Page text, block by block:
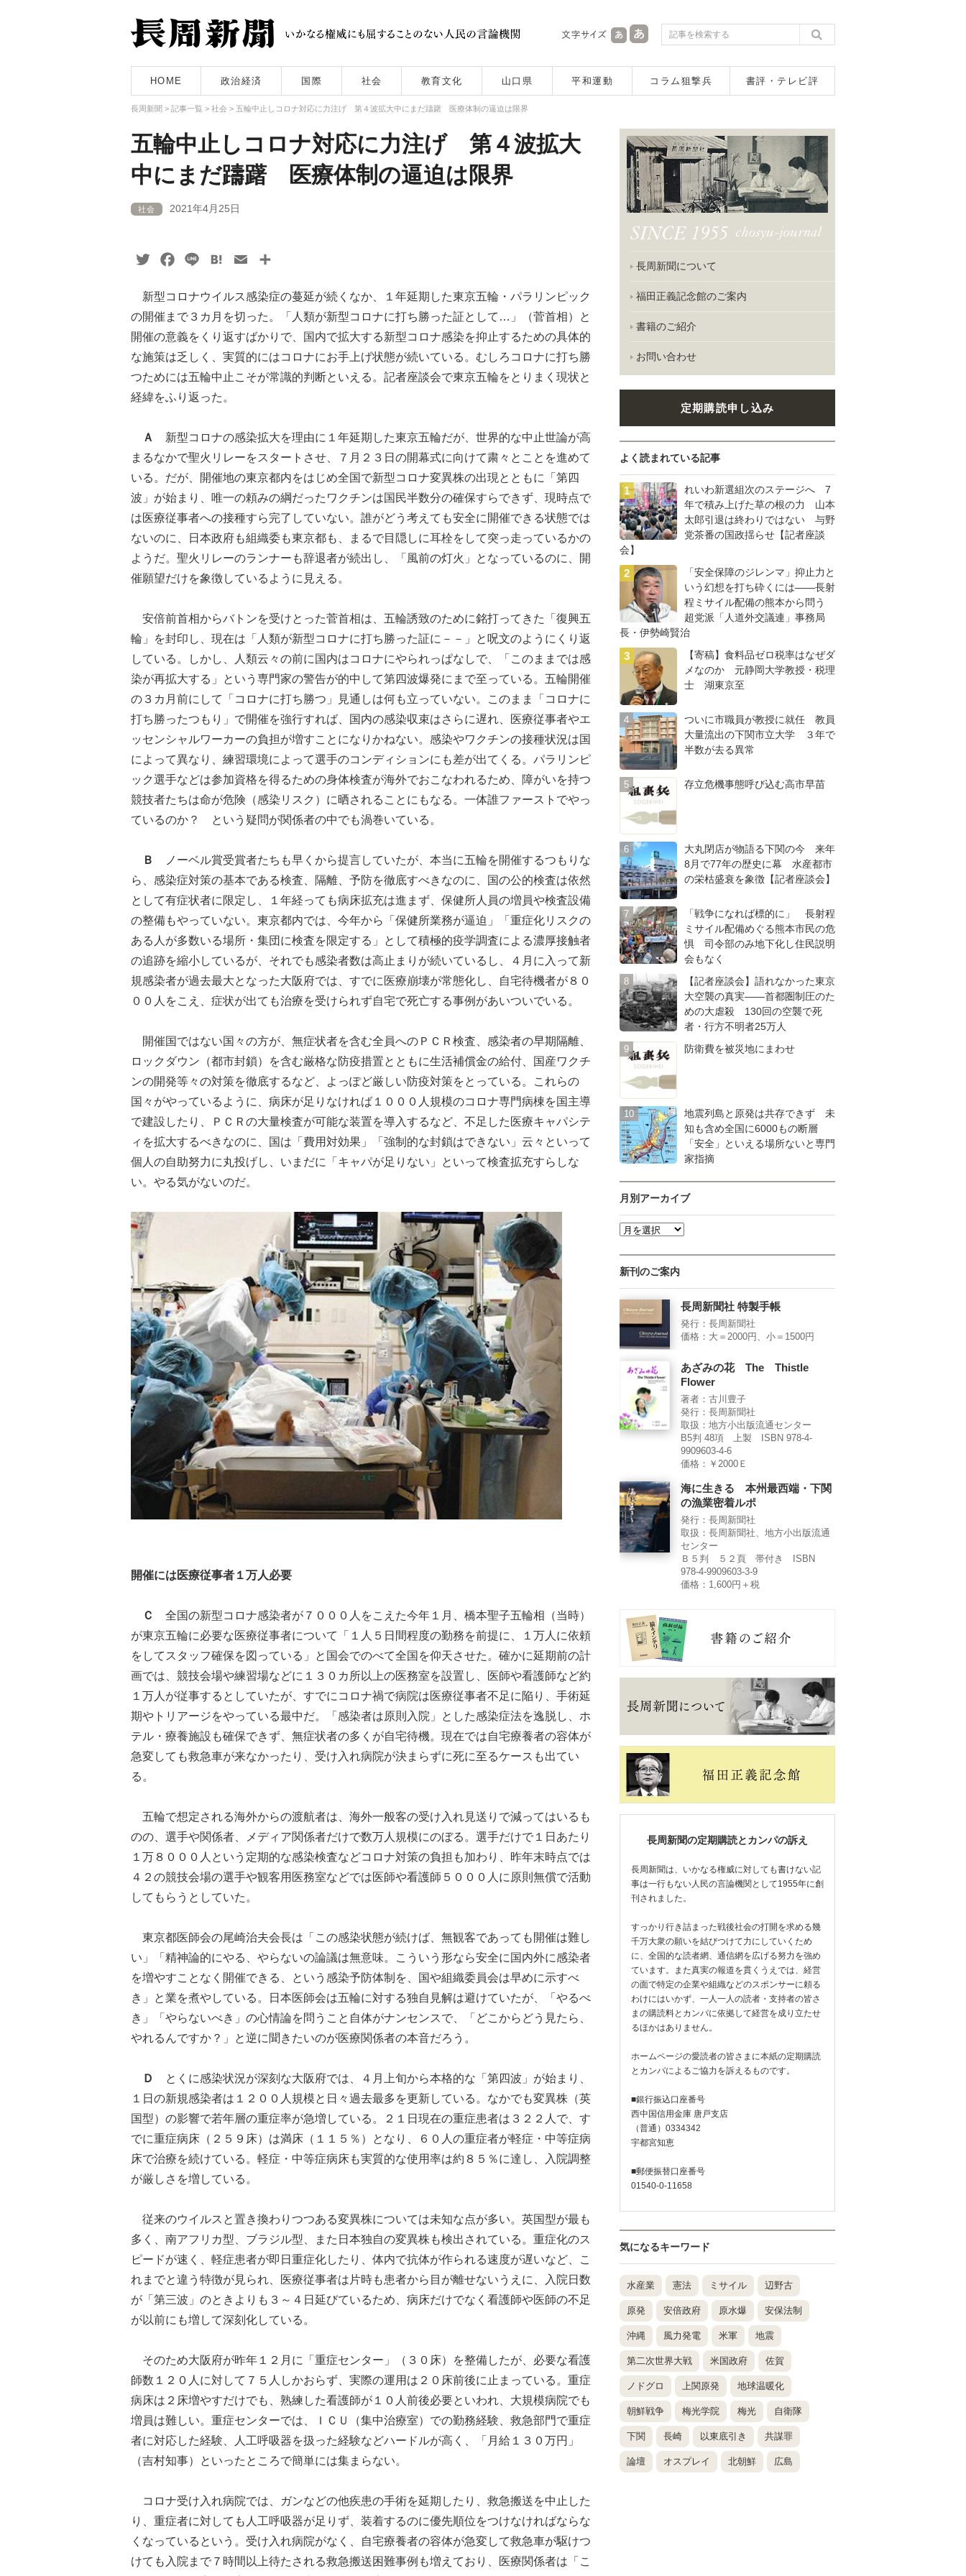
HOME 政治経済 国際 社会 教育文化 山口県 平和運動 コラム狙撃兵 書評・テレビ評
長周新聞 > 記事一覧 > 社会 > 五輪中止しコロナ対応に力注げ 第４波拡大中にまだ躊躇 医療体制の逼迫は限界
五輪中止しコロナ対応に力注げ 第４波拡大
中にまだ躊躇 医療体制の逼迫は限界
社会 2021年4月25日
TwitterFacebook
Line HatenaEmail
新型コロナウイルス感染症の蔓延が続くなか、１年延期した東京五輪・パラリンピック
の開催まで３カ月を切った。「人類が新型コロナに打ち勝った証として…」（菅首相）と
開催の意義をくり返すばかりで、国内で拡大する新型コロナ感染を抑止するための具体的
な施策は乏しく、実質的にはコロナにお手上げ状態が続いている。むしろコロナに打ち勝
つためには五輪中止こそが常識的判断といえる。記者座談会で東京五輪をとりまく現状と
経緯をふり返った。
Ａ
新型コロナの感染拡大を理由に１年延期した東京五輪だが、世界的な中止世論が高
まるなかで聖火リレーをスタートさせ、７月２３日の開幕式に向けて粛々とことを進めて
いる。だが、開催地の東京都内をはじめ全国で新型コロナ変異株の出現とともに「第四
波」が始まり、唯一の頼みの綱だったワクチンは国民半数分の確保すらできず、現時点で
は医療従事者への接種すら完了していない。誰がどう考えても安全に開催できる状態では
ないのに、日本政府も組織委も東京都も、まるで目隠しに耳栓をして突っ走っているかの
ようだ。聖火リレーのランナーも辞退者が続出し、「風前の灯火」となっているのに、開
催願望だけを象徴しているように見える。
安倍前首相からバトンを受けとった菅首相は、五輪誘致のために銘打ってきた「復興五
輪」を封印し、現在は「人類が新型コロナに打ち勝った証に－－」と呪文のようにくり返
している。しかし、人類云々の前に国内はコロナにやられっぱなしで、「このままでは感
染が再拡大する」という専門家の警告が的中して第四波爆発にまで至っている。五輪開催
の３カ月前にして「コロナに打ち勝つ」見通しは何も立っていない。このまま「コロナに
打ち勝ったつもり」で開催を強行すれば、国内の感染収束はさらに遅れ、医療従事者やエ
ッセンシャルワーカーの負担が増すことになりかねない。感染やワクチンの接種状況は国
によって異なり、練習環境によって選手のコンディションにも差が出てくる。パラリンピ
ック選手などは参加資格を得るための身体検査が海外でおこなわれるため、障がいを持つ
競技者たちは命が危険（感染リスク）に晒されることにもなる。一体誰ファーストでやっ
ているのか？ という疑問が関係者の中でも渦巻いている。
Ｂ
ノーベル賞受賞者たちも早くから提言していたが、本当に五輪を開催するつもりな
ら、感染症対策の基本である検査、隔離、予防を徹底すべきなのに、国の公的検査は依然
として有症状者に限定し、１年経っても病床拡充は進まず、保健所人員の増員や検査設備
の整備もやっていない。東京都内では、今年から「保健所業務が逼迫」「重症化リスクの
ある人が多数いる場所・集団に検査を限定する」として積極的疫学調査による濃厚接触者
の追跡を縮小しているが、それでも感染者数は高止まりが続いているし、４月に入って新
規感染者が過去最大となった大阪府では、すでに医療崩壊が常態化し、自宅待機者が８０
００人をこえ、症状が出ても治療を受けられず自宅で死亡する事例があいついでいる。
開催国ではない国々の方が、無症状者を含む全員へのＰＣＲ検査、感染者の早期隔離、
ロックダウン（都市封鎖）を含む厳格な防疫措置とともに生活補償金の給付、国産ワクチ
ンの開発等々の対策を徹底するなど、よっぽど厳しい防疫対策をとっている。これらの
国々がやっているように、病床が足りなければ１０００人規模のコロナ専門病棟を国主導
で建設したり、ＰＣＲの大量検査が可能な装置を導入するなど、不足した医療キャパシテ
ィを拡大するべきなのに、国は「費用対効果」「強制的な封鎖はできない」云々といって
個人の自助努力に丸投げし、いまだに「キャパが足りない」といって検査拡充すらしな
い。やる気がないのだ。
開催には医療従事者１万人必要
Ｃ
全国の新型コロナ感染者が７０００人をこえた今年１月、橋本聖子五輪相（当時）
が東京五輪に必要な医療従事者について「１人５日間程度の勤務を前提に、１万人に依頼
をしてスタッフ確保を図っている」と国会でのべて全国を仰天させた。確かに延期前の計
画では、競技会場や練習場などに１３０カ所以上の医務室を設置し、医師や看護師など約
１万人が従事するとしていたが、すでにコロナ禍で病院は医療従事者不足に陥り、手術延
期やトリアージをやっている最中だ。「感染者は原則入院」とした感染症法を逸脱し、ホ
テル・療養施設も確保できず、無症状者の多くが自宅待機。現在では自宅療養者の容体が
急変しても救急車が来なかったり、受け入れ病院が決まらずに死に至るケースも出てい
る。
五輪で想定される海外からの渡航者は、海外一般客の受け入れ見送りで減ってはいるも
のの、選手や関係者、メディア関係者だけで数万人規模にのぼる。選手だけで１日あたり
１万８０００人という定期的な感染検査などコロナ対策の負担も加わり、昨年末時点では
４２の競技会場の選手や観客用医務室などでは医師や看護師５０００人に原則無償で活動
してもらうとしていた。
東京都医師会の尾崎治夫会長は「この感染状態が続けば、無観客であっても開催は難し
い」「精神論的にやる、やらないの論議は無意味。こういう形なら安全に国内外に感染者
を増やすことなく開催できる、という感染予防体制を、国や組織委員会は早めに示すべ
き」と業を煮やしている。日本医師会は五輪に対する独自見解は避けていたが、「やるべ
き」「やらないべき」の心情論を問うこと自体がナンセンスで、「どこからどう見たら、
やれるんですか？」と逆に聞きたいのが医療関係者の本音だろう。
Ｄ
とくに感染状況が深刻な大阪府では、４月上旬から本格的な「第四波」が始まり、
１日の新規感染者は１２００人規模と日々過去最多を更新している。なかでも変異株（英
国型）の影響で若年層の重症率が急増している。２１日現在の重症患者は３２２人で、す
でに重症病床（２５９床）は満床（１１５％）となり、６０人の重症者が軽症・中等症病
床で治療を続けている。軽症・中等症病床も実質的な使用率は約８５％に達し、入院調整
が厳しさを増している。
従来のウイルスと置き換わりつつある変異株については未知な点が多い。英国型が最も
多く、南アフリカ型、ブラジル型、また日本独自の変異株も検出されている。重症化のス
ピードが速く、軽症患者が即日重症化したり、体内で抗体が作られる速度が遅いなど、こ
れまでと違う特徴が見られ、医療従事者は片時も患者から目が離せないうえに、入院日数
が「第三波」のときよりも３～４日延びているため、病床だけでなく看護師や医師の不足
が以前にも増して深刻化している。
そのため大阪府が昨年１２月に「重症センター」（３０床）を整備したが、必要な看護
師数１２０人に対して７５人しかおらず、実際の運用は２０床前後に止まっている。重症
病床は２床増やすだけでも、熟練した看護師が１０人前後必要といわれ、大規模病院でも
増員は難しい。重症センターでは、ＩＣＵ（集中治療室）での勤務経験、救急部門で重症
者に対応した経験、人工呼吸器を扱った経験などハードルが高く、「月給１３０万円」
（吉村知事）といったところで簡単には集まらない。
コロナ受け入れ病院では、ガンなどの他疾患の手術を延期したり、救急搬送を中止した
り、重症者に対しても人工呼吸器が足りず、装着するのに優先順位をつけなければならな
くなっているという。受け入れ病院がなく、自宅療養者の容体が急変して救急車が駆けつ
けても入院まで７時間以上待たされる救急搬送困難事例も増えており、医療関係者は「こ
長周新聞について
福田正義記念館のご案内
書籍のご紹介
お問い合わせ
定期購読申し込み
よく読まれている記事
れいわ新選組次のステージへ 7
年で積み上げた草の根の力 山本
太郎引退は終わりではない 与野
党茶番の国政揺らせ【記者座談
会】
「安全保障のジレンマ」抑止力と
いう幻想を打ち砕くには――長射
程ミサイル配備の熊本から問う
超党派「人道外交議連」事務局
長・伊勢崎賢治
【寄稿】食料品ゼロ税率はなぜダ
メなのか 元静岡大学教授・税理
士 湖東京至
ついに市職員が教授に就任 教員
大量流出の下関市立大学 ３年で
半数が去る異常
存立危機事態呼び込む高市早苗
大丸閉店が物語る下関の今 来年
8月で77年の歴史に幕 水産都市
の栄枯盛衰を象徴【記者座談会】
「戦争になれば標的に」 長射程
ミサイル配備めぐる熊本市民の危
惧 司令部のみ地下化し住民説明
会もなく
【記者座談会】語れなかった東京
大空襲の真実――首都圏制圧のた
めの大虐殺 130回の空襲で死
者・行方不明者25万人
防衛費を被災地にまわせ
地震列島と原発は共存できず 未
知も含め全国に6000もの断層
「安全」といえる場所ないと専門
家指摘
月別アーカイブ
新刊のご案内
長周新聞社 特製手帳
発行：長周新聞社
価格：大＝2000円、小＝1500円
あざみの花 The Thistle
Flower
著者：古川豊子
発行：長周新聞社
取扱：地方小出版流通センター
B5判 48項 上製 ISBN 978-4-
9909603-4-6
価格：￥2000Ｅ
海に生きる 本州最西端・下関
の漁業密着ルポ
発行：長周新聞社
取扱：長周新聞社、地方小出版流通
センター
Ｂ５判 ５２頁 帯付き ISBN
978-4-9909603-3-9
価格：1,600円＋税
長周新聞の定期購読とカンパの訴え
長周新聞は、いかなる権威に対しても書けない記
事は一行もない人民の言論機関として1955年に創
刊されました。
すっかり行き詰まった戦後社会の打開を求める幾
千万大衆の願いを結びつけて力にしていくため
に、全国的な読者網、通信網を広げる努力を強め
ています。また真実の報道を貫くうえでは、経営
の面で特定の企業や組織などのスポンサーに頼る
わけにはいかず、一人一人の読者・支持者の皆さ
まの購読料とカンパに依拠して経営を成り立たせ
るほかはありません。
ホームページの愛読者の皆さまに本紙の定期購読
とカンパによるご協力を訴えるものです。
■銀行振込口座番号
西中国信用金庫 唐戸支店
（普通）0334342
宇都宮知恵
■郵便振替口座番号
01540-0-11658
気になるキーワード
水産業 憲法 ミサイル 辺野古
原発 安倍政府 原水爆 安保法制
沖縄 風力発電 米軍 地震
第二次世界大戦 米国政府 佐賀
ノドグロ 上関原発 地球温暖化
朝鮮戦争 梅光学院 梅光 自衛隊
下関 長崎 以東底引き 共謀罪
論壇 オスプレイ 北朝鮮 広島